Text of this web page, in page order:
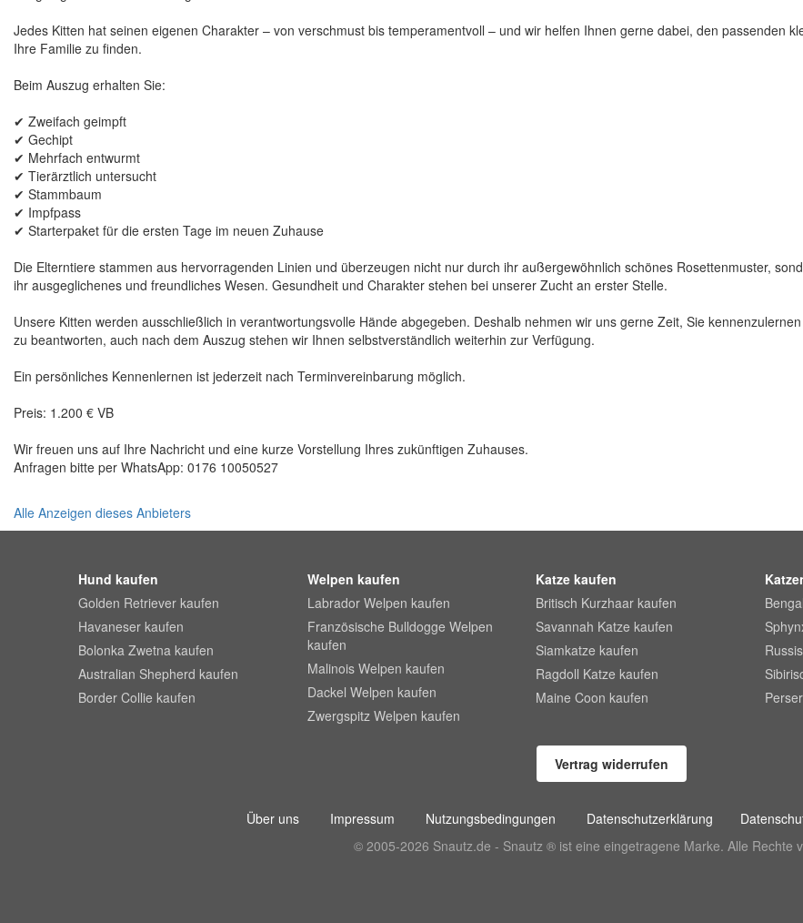
Jedes Kitten hat seinen eigenen Charakter – von verschmust bis temperamentvoll – und wir helfen Ihnen gerne dabei, den passenden
Ihre Familie zu finden.
Beim Auszug erhalten Sie:
✔ Zweifach geimpft
✔ Gechipt
✔ Mehrfach entwurmt
✔ Tierärztlich untersucht
✔ Stammbaum
✔ Impfpass
✔ Starterpaket für die ersten Tage im neuen Zuhause
Die Elterntiere stammen aus hervorragenden Linien und überzeugen nicht nur durch ihr außergewöhnlich schönes Rosettenmuster,
ihr ausgeglichenes und freundliches Wesen. Gesundheit und Charakter stehen bei unserer Zucht an erster Stelle.
Unsere Kitten werden ausschließlich in verantwortungsvolle Hände abgegeben. Deshalb nehmen wir uns gerne Zeit, Sie
zu beantworten, auch nach dem Auszug stehen wir Ihnen selbstverständlich weiterhin zur Verfügung.
Ein persönliches Kennenlernen ist jederzeit nach Terminvereinbarung möglich.
Preis: 1.200 € VB
Wir freuen uns auf Ihre Nachricht und eine kurze Vorstellung Ihres zukünftigen Zuhauses.
Anfragen bitte per WhatsApp: 0176 10050527
Alle Anzeigen dieses Anbieters
Hund kaufen
Golden Retriever kaufen
Havaneser kaufen
Bolonka Zwetna kaufen
Australian Shepherd kaufen
Border Collie kaufen
Welpen kaufen
Labrador Welpen kaufen
Französische Bulldogge Welpen
kaufen
Malinois Welpen kaufen
Dackel Welpen kaufen
Zwergspitz Welpen kaufen
Katze kaufen
Britisch Kurzhaar kaufen
Savannah Katze kaufen
Siamkatze kaufen
Ragdoll Katze kaufen
Maine Coon kaufen
Vertrag widerrufen
Über uns Impressum Nutzungsbedingungen Datenschutzerklärung
© 2005-2026 Snautz.de - Snautz ® ist eine eingetragene Marke. Alle Rechte